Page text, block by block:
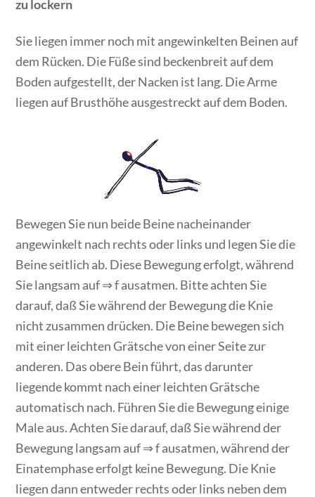
zu lockern
Sie liegen immer noch mit angewinkelten Beinen auf
dem Rücken. Die Füße sind beckenbreit auf dem
Boden aufgestellt, der Nacken ist lang. Die Arme
liegen auf Brusthöhe ausgestreckt auf dem Boden.
Bewegen Sie nun beide Beine nacheinander
angewinkelt nach rechts oder links und legen Sie die
Beine seitlich ab. Diese Bewegung erfolgt, während
Sie langsam auf ⇒ f ausatmen. Bitte achten Sie
darauf, daß Sie während der Bewegung die Knie
nicht zusammen drücken. Die Beine bewegen sich
mit einer leichten Grätsche von einer Seite zur
anderen. Das obere Bein führt, das darunter
liegende kommt nach einer leichten Grätsche
automatisch nach. Führen Sie die Bewegung einige
Male aus. Achten Sie darauf, daß Sie während der
Bewegung langsam auf ⇒ f ausatmen, während der
Einatemphase erfolgt keine Bewegung. Die Knie
liegen dann entweder rechts oder links neben dem